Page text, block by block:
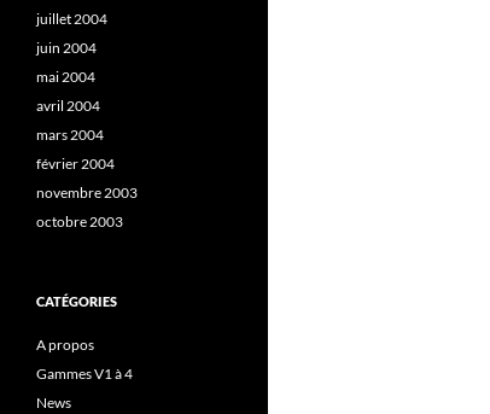
juillet 2004
juin 2004
mai 2004
avril 2004
mars 2004
février 2004
novembre 2003
octobre 2003
CATÉGORIES
A propos
Gammes V1 à 4
News